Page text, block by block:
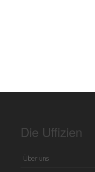
Die Uffizien
Über uns